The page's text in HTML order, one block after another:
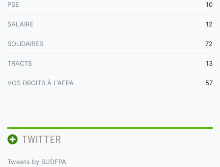
PSE 10
SALAIRE 12
SOLIDAIRES 72
TRACTS 13
VOS DROITS À L'AFPA 57
TWITTER
Tweets by SUDFPA